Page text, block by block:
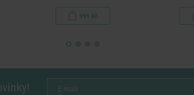
999 Kč